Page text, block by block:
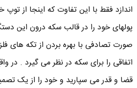
اندازد فقط با این تفاوت که اینجا از
پولهای خود را در قالب سکه درون این
صورت تصادفی با بهره بردن از تکه های
اتفاقی را برای سکه در نظر می گیرد . در
قضا و قدر می سپارید و خود را از یک